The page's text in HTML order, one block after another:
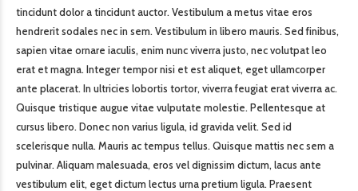
tincidunt dolor a tincidunt auctor. Vestibulum a metus vitae eros
hendrerit sodales nec in sem. Vestibulum in libero mauris. Sed finibus,
sapien vitae ornare iaculis, enim nunc viverra justo, nec volutpat leo
erat et magna. Integer tempor nisi et est aliquet, eget ullamcorper
ante placerat. In ultricies lobortis tortor, viverra feugiat erat viverra ac.
Quisque tristique augue vitae vulputate molestie. Pellentesque at
cursus libero. Donec non varius ligula, id gravida velit. Sed id
scelerisque nulla. Mauris ac tempus tellus. Quisque mattis nec sem a
pulvinar. Aliquam malesuada, eros vel dignissim dictum, lacus ante
vestibulum elit, eget dictum lectus urna pretium ligula. Praesent